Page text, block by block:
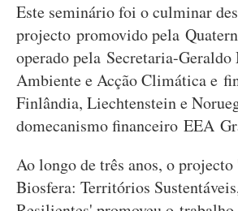
Este seminário foi o culminar
projecto promovido pela
operado pela Secretaria-
Ambiente e Acção Climática e
Finlândia, Liechtenstein e
domecanismo financeiro EEA
Ao longo de três anos, o projecto
Biosfera: Territórios